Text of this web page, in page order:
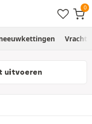
uitvoeren